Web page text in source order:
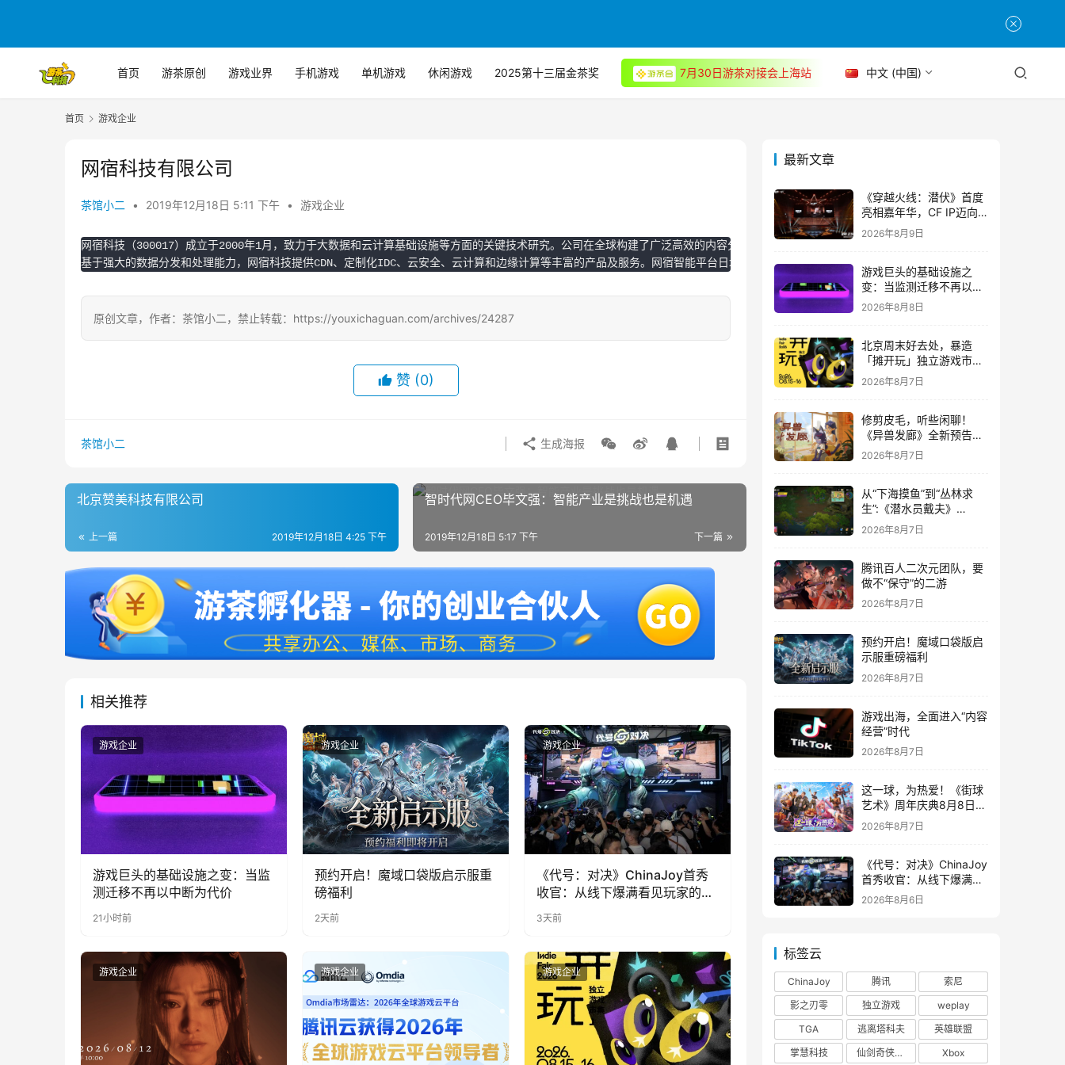
首页 游茶原创 游戏业界 手机游戏 单机游戏 休闲游戏 2025第十三届金茶奖 7月30日游茶对接会上海站 中文 (中国)
首页 游戏企业
网宿科技有限公司
茶馆小二 • 2019年12月18日 5:11 下午 • 游戏企业
网宿科技（300017）成立于2000年1月，致力于大数据和云计算基础设施等方面的关键技术研究。公司在全球构建了广泛高效的内容分发(CDN)、边缘计算网络及数据中心（IDC），满足用户随时随地
基于强大的数据分发和处理能力，网宿科技提供CDN、定制化IDC、云安全、云计算和边缘计算等丰富的产品及服务。网宿智能平台日均处理万亿级的服务请求，服务全球数十亿网民。
原创文章，作者：茶馆小二，禁止转载：https://youxichaguan.com/archives/24287
赞 (0)
茶馆小二 生成海报
北京赞美科技有限公司
上一篇 2019年12月18日 4:25 下午
智时代网CEO毕文强：智能产业是挑战也是机遇
下一篇
2019年12月18日 5:17 下午
相关推荐
游戏企业
游戏巨头的基础设施之变：当监
测迁移不再以中断为代价
21小时前
游戏企业
预约开启！魔域口袋版启示服重
磅福利
2天前
游戏企业
《代号：对决》ChinaJoy首秀
收官：从线下爆满看见玩家的真
实期待
3天前
游戏企业 游戏企业 游戏企业
最新文章
《穿越火线：潜伏》首度
亮相嘉年华，CF IP迈向
3A叙事新高度
2026年8月9日
游戏巨头的基础设施之
变：当监测迁移不再以中
断为代价
2026年8月8日
北京周末好去处，暴造
「摊开玩」独立游戏市集
正式开票！
2026年8月7日
修剪皮毛，听些闲聊！
《异兽发廊》全新预告与
Steam免费试玩公开
2026年8月7日
从“下海摸鱼”到“丛林求
生”:《潜水员戴夫》
DLC《丛林》移动端定档
8月14日
2026年8月7日
腾讯百人二次元团队，要
做不“保守”的二游
2026年8月7日
预约开启！魔域口袋版启
示服重磅福利
2026年8月7日
游戏出海，全面进入“内容
经营”时代
2026年8月7日
这一球，为热爱！《街球
艺术》周年庆典8月8日正
式上线，多重福利与全新
内容同步开启
2026年8月7日
《代号：对决》ChinaJoy
首秀收官：从线下爆满看
见玩家的真实期待
2026年8月6日
标签云
ChinaJoy 腾讯
索尼
影之刃零
独立游戏
weplay
TGA
逃离塔科夫
英雄联盟
掌慧科技
仙剑奇侠传四 Xbox